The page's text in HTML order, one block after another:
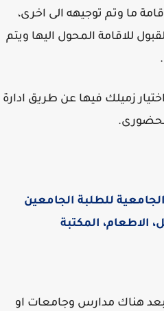
ما وتم توجيهه الى اخرى،
للاقامة المحول اليها ويتم
زميلك فيها عن طريق ادارة
للطلبة الجامعين
الاطعام، المكتبة
هناك مدارس وجامعات او